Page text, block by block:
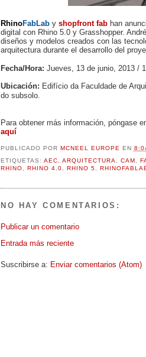
RhinoFabLab y shopfront fab han
digital con Rhino 5.0 y Grasshopper.
diseños y modelos creados con las
arquitectura durante el desarrollo del
Fecha/Hora: Jueves, 13 de junio, 2013 /
Ubicación: Edifício da Faculdade de
do subsolo.
Para obtener más información, póngase
aquí
PUBLICADO POR MCNEEL EUROPE EN
ETIQUETAS: AEC, ARQUITECTURA, CAM ,
RHINO, RHINO 4.0, RHINO 5,
NO HAY COMENTARIOS:
Publicar un comentario
Entrada más reciente
Suscribirse a: Enviar comentarios (Atom)